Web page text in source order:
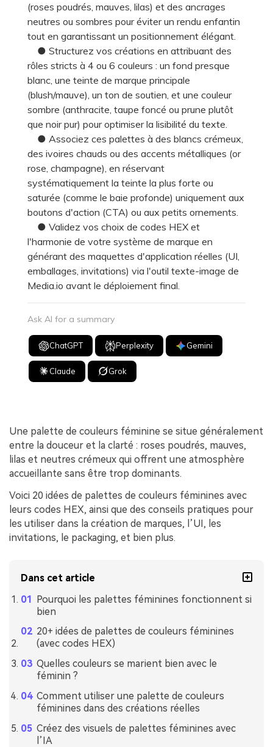
(roses poudrés, mauves, lilas) et des ancrages
neutres ou sombres pour éviter un rendu enfantin
tout en garantissant un positionnement élégant.
● Structurez vos créations en attribuant des
rôles stricts à 4 ou 6 couleurs : un fond presque
blanc, une teinte de marque principale
(blush/mauve), un ton de soutien, et une couleur
sombre (anthracite, taupe foncé ou prune plutôt
que noir pur) pour optimiser la lisibilité du texte.
● Associez ces palettes à des blancs crémeux,
des ivoires chauds ou des accents métalliques (or
rose, champagne), en réservant
systématiquement la teinte la plus forte ou
saturée (comme le baie profonde) uniquement aux
boutons d'action (CTA) ou aux petits ornements.
● Validez vos choix de codes HEX et
l'harmonie de votre système de marque en
générant des maquettes d'application réelles (UI,
emballages, invitations) via l'outil texte-image de
Media.io avant le déploiement final.
Ask AI for a summary
ChatGPT Perplexity Gemini
Claude Grok
Une palette de couleurs féminine se situe généralement
entre la douceur et la clarté : roses poudrés, mauves,
lilas et neutres crémeux qui offrent une atmosphère
accueillante sans être trop dominants.
Voici 20 idées de palettes de couleurs féminines avec
leurs codes HEX, ainsi que des conseils pratiques pour
les utiliser dans la création de marques, l’UI, les
invitations, le packaging, et bien plus.
Dans cet article
Pourquoi les palettes féminines fonctionnent si
bien
20+ idées de palettes de couleurs féminines
(avec codes HEX)
Quelles couleurs se marient bien avec le
féminin ?
Comment utiliser une palette de couleurs
féminines dans des créations réelles
Créez des visuels de palettes féminines avec
l’IA